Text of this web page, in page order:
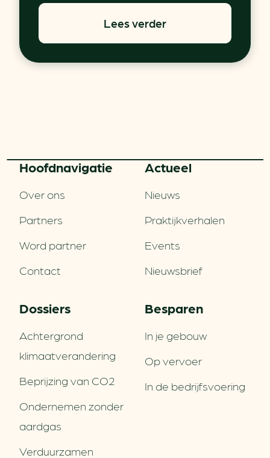
Lees verder
Hoofd­navigatie
Over ons
Partners
Word partner
Contact
Actueel
Nieuws
Praktijkverhalen
Events
Nieuwsbrief
Dossiers
Achtergrond
klimaatverandering
Beprijzing van CO2
Ondernemen zonder
aardgas
Verduurzamen
Besparen
In je gebouw
Op vervoer
In de bedrijfsvoering